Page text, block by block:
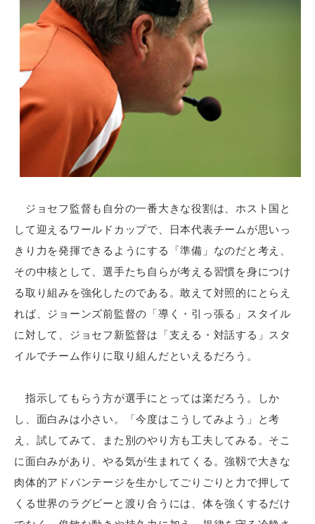
ジョセフ監督も自分の一番大きな役割は、ホスト国と
して迎えるワールドカップで、日本代表チームが思いっ
きり力を発揮できるようにする「準備」なのだと考え、
その中核として、選手たち自らが考える習慣を身につけ
る取り組みを強化したのである。敢えて対照的にとらえ
れば、ジョーンズ前監督の「導く・引っ張る」スタイル
に対して、ジョセフ新監督は「支える・対話する」スタ
イルでチーム作りに取り組んだといえるだろう。
指示してもらう方が選手にとっては楽だろう。しか
し、面白みは小さい。「今度はこうしてみよう」と考
え、試してみて、また別のやり方も工夫してみる。そこ
に面白みがあり、やる気が生まれてくる。強靱で大きな
肉体的アドバンテージを生かしてごりごりと力で押して
くる世界のラグビーと渡り合うには、体を強くするだけ